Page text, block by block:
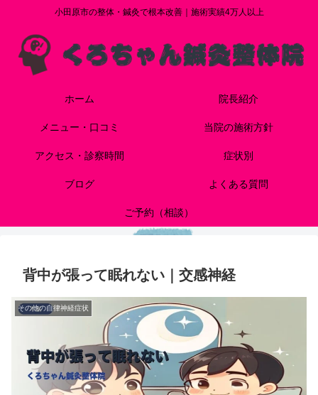
小田原市の整体・鍼灸で根本改善｜施術実績4万人以上
ホーム 院長紹介
メニュー・口コミ 当院の施術方針
アクセス・診察時間 症状別
ブログ よくある質問
ご予約（相談）
背中が張って眠れない｜交感神経
その他の自律神経症状